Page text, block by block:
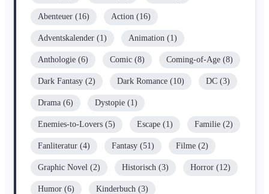
Abenteuer (16) Action (16)
Adventskalender (1) Animation (1)
Anthologie (6) Comic (8) Coming-of-Age (8)
Dark Fantasy (2) Dark Romance (10) DC (3)
Drama (6) Dystopie (1)
Enemies-to-Lovers (5) Escape (1) Familie (2)
Fanliteratur (4) Fantasy (51) Filme (2)
Graphic Novel (2) Historisch (3) Horror (12)
Humor (6) Kinderbuch (3)